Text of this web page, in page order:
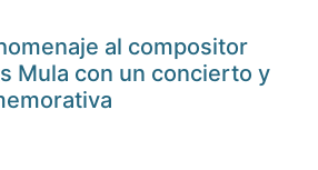
al compositor
Mula con un concierto y